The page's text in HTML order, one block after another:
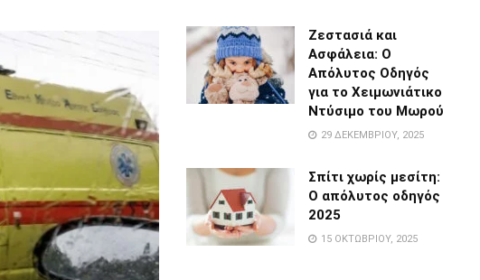
Ζεστασιά και
Ασφάλεια: Ο
Απόλυτος Οδηγός
για το Χειμωνιάτικο
Ντύσιμο του Μωρού
29 ΔΕΚΕΜΒΡΊΟΥ, 2025
Σπίτι χωρίς μεσίτη:
Ο απόλυτος οδηγός
2025
15 ΟΚΤΩΒΡΊΟΥ, 2025